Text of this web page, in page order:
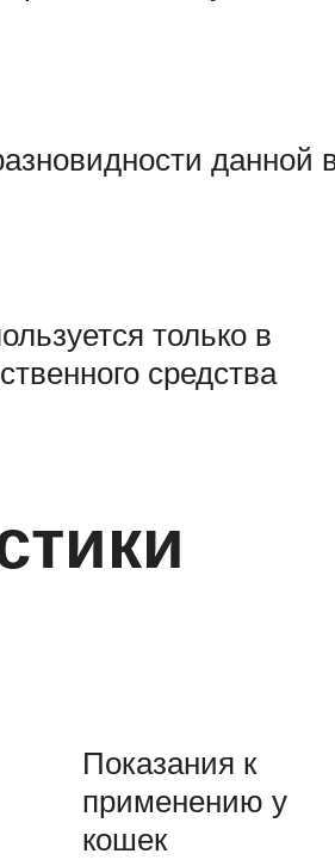
данной
только в
средства
Показания к
применению у
кошек